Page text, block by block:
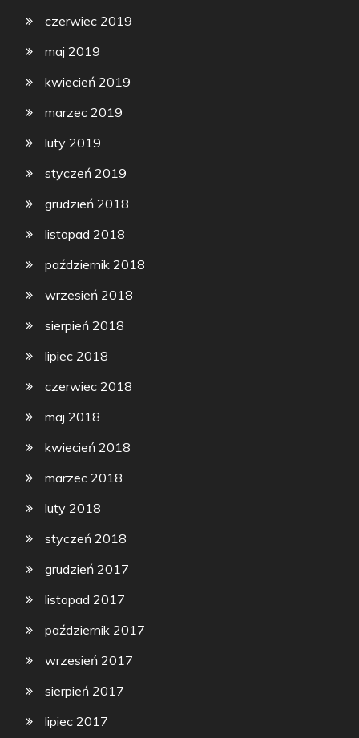
czerwiec 2019
maj 2019
kwiecień 2019
marzec 2019
luty 2019
styczeń 2019
grudzień 2018
listopad 2018
październik 2018
wrzesień 2018
sierpień 2018
lipiec 2018
czerwiec 2018
maj 2018
kwiecień 2018
marzec 2018
luty 2018
styczeń 2018
grudzień 2017
listopad 2017
październik 2017
wrzesień 2017
sierpień 2017
lipiec 2017